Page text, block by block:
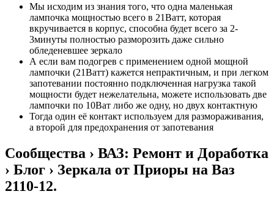
Мы исходим из знания того, что одна маленькая
лампочка мощностью всего в 21Ватт, которая
вкручивается в корпус, способна будет всего за 2-
3минуты полностью разморозить даже сильно
обледеневшее зеркало
А если вам подогрев с применением одной мощной
лампочки (21Ватт) кажется непрактичным, и при легком
запотевании постоянно подключенная нагрузка такой
мощности будет нежелательна, можете использовать две
лампочки по 10Ват либо же одну, но двух контактную
Тогда один её контакт используем для размораживания,
а второй для предохранения от запотевания
Сообщества › ВАЗ: Ремонт и Доработка
› Блог › Зеркала от Приоры на Ваз
2110-12.